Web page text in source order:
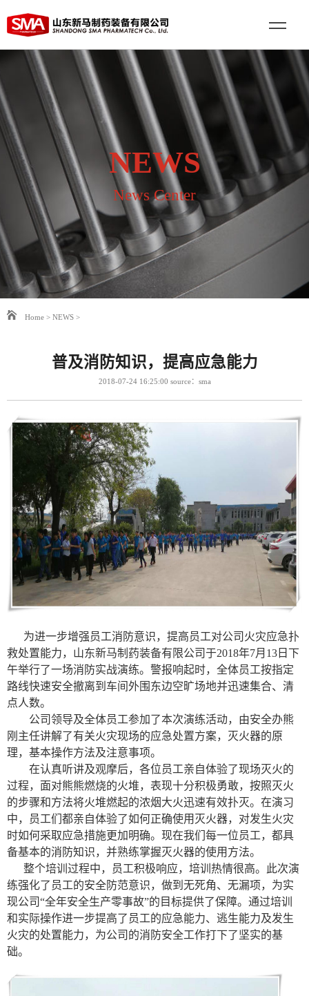
NEWS
News Center
Home > NEWS >
普及消防知识，提高应急能力
2018-07-24 16:25:00 source：sma
为进一步增强员工消防意识，提高员工对公司火灾应急扑
救处置能力，山东新马制药装备有限公司于2018年7月 13 日下
午举行了一场消防实战演练。警报响起时，全体员工按指定
路线快速安全撤离到车间外围东边空旷场地并迅速集合、清
点人数。
公司领导及全体员工参加了本次演练活动，由安全办熊
刚主任讲解了有关火灾现场的应急处置方案，灭火器的原
理，基本操作方法及注意事项。
在认真听讲及观摩后，各位员工亲自体验了现场灭火的
过程，面对熊熊燃烧的火堆，表现十分积极勇敢，按照灭火
的步骤和方法将火堆燃起的浓烟大火迅速有效扑灭。在演习
中，员工们都亲自体验了如何正确使用灭火器，对发生火灾
时如何采取应急措施更加明确。现在我们每一位员工，都具
备基本的消防知识，并熟练掌握灭火器的使用方法。
整个培训过程中，员工积极响应，培训热情很高。此次演
练强化了员工的安全防范意识，做到无死角、无漏项，为实
现公司“全年安全生产零事故”的目标提供了保障。通过培训
和实际操作进一步提高了员工的应急能力、逃生能力及发生
火灾的处置能力，为公司的消防安全工作打下了坚实的基
础。